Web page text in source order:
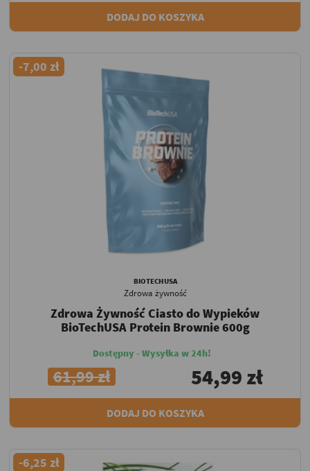
DODAJ DO KOSZYKA
-7,00 zł
BIOTECHUSA
Zdrowa żywność
Zdrowa Żywność Ciasto do Wypieków
BioTechUSA Protein Brownie 600g
Dostępny - Wysyłka w 24h!
61,99 zł 54,99 zł
DODAJ DO KOSZYKA
-6,25 zł